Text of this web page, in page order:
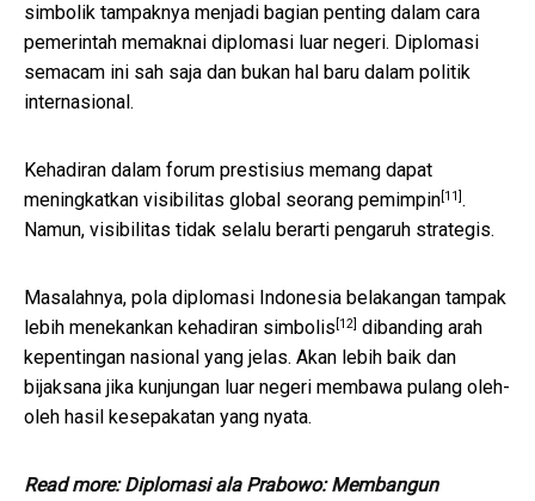
simbolik tampaknya menjadi bagian penting dalam cara
pemerintah memaknai diplomasi luar negeri. Diplomasi
semacam ini sah saja dan bukan hal baru dalam politik
internasional.
Kehadiran dalam forum prestisius memang dapat
meningkatkan visibilitas global seorang pemimpin[11].
Namun, visibilitas tidak selalu berarti pengaruh strategis.
Masalahnya, pola diplomasi Indonesia belakangan tampak
lebih menekankan kehadiran simbolis [12] dibanding arah
kepentingan nasional yang jelas. Akan lebih baik dan
bijaksana jika kunjungan luar negeri membawa pulang oleh-
oleh hasil kesepakatan yang nyata.
Read more:Diplomasi ala Prabowo: Membangun